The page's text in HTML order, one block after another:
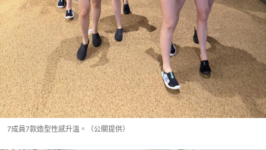
7成員7款造型性感升溫。（公關提供）